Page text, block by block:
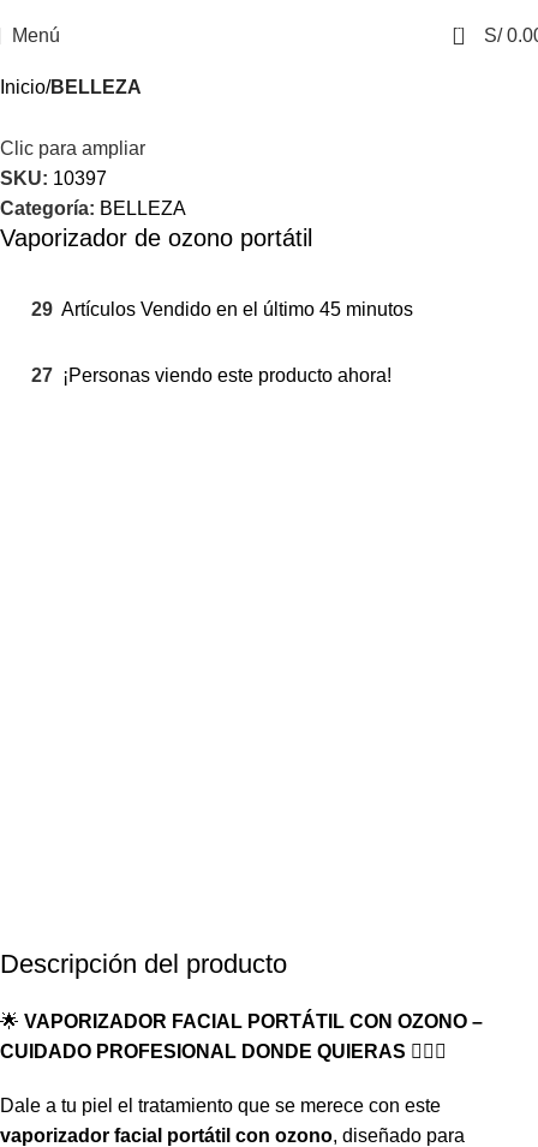
Menú 0 S/
Inicio BELLEZA
Clic para ampliar
SKU: 10397
Categoría: BELLEZA
Vaporizador de ozono portátil
29 Artículos Vendido en el último 45 minutos
27 ¡Personas viendo este producto ahora!
Descripción del producto
🌟 VAPORIZADOR FACIAL PORTÁTIL CON OZONO –
CUIDADO PROFESIONAL DONDE QUIERAS 💆‍♀️✨
Dale a tu piel el tratamiento que se merece con este
vaporizador facial portátil con ozono, diseñado para